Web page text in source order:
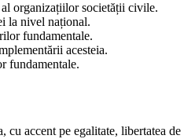
organizațiilor societății civile.
la nivel național.
fundamentale.
acesteia.
fundamentale.
accent pe egalitate, libertatea